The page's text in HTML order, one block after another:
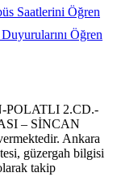
Saatlerini Öğren
Öğren
POLATLI 2.CD.-
– SİNCAN
Ankara
güzergah bilgisi
takip